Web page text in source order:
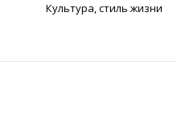
Культура, стиль жизни